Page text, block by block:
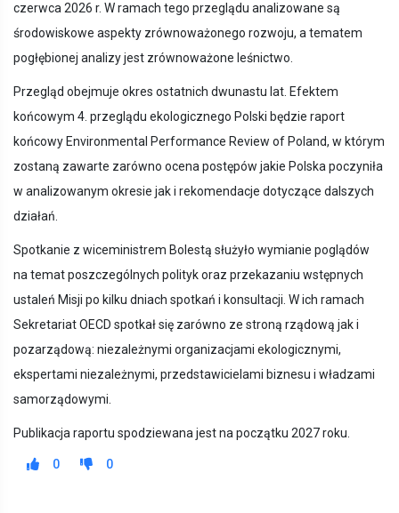
czerwca 2026 r. W ramach tego przeglądu analizowane są
środowiskowe aspekty zrównoważonego rozwoju, a tematem
pogłębionej analizy jest zrównoważone leśnictwo.
Przegląd obejmuje okres ostatnich dwunastu lat. Efektem
końcowym 4. przeglądu ekologicznego Polski będzie raport
końcowy Environmental Performance Review of Poland, w którym
zostaną zawarte zarówno ocena postępów jakie Polska poczyniła
w analizowanym okresie jak i rekomendacje dotyczące dalszych
działań.
Spotkanie z wiceministrem Bolestą służyło wymianie poglądów
na temat poszczególnych polityk oraz przekazaniu wstępnych
ustaleń Misji po kilku dniach spotkań i konsultacji. W ich ramach
Sekretariat OECD spotkał się zarówno ze stroną rządową jak i
pozarządową: niezależnymi organizacjami ekologicznymi,
ekspertami niezależnymi, przedstawicielami biznesu i władzami
samorządowymi.
Publikacja raportu spodziewana jest na początku 2027 roku.
0 0